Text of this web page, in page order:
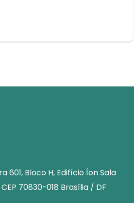
601, Bloco H, Edifício Íon Sala
70830-018 Brasília / DF